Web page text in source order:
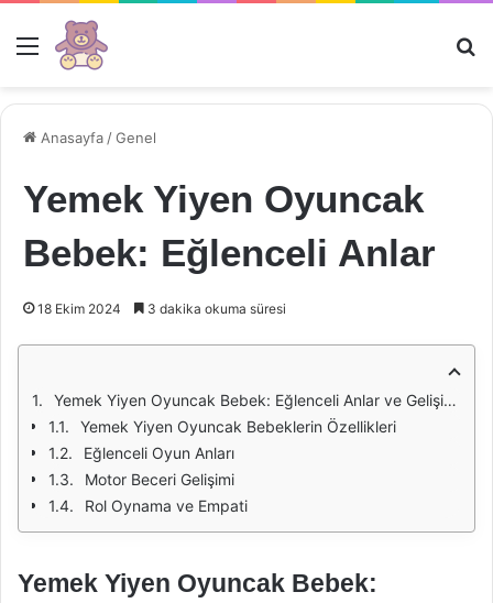
Menü
Anasayfa /Genel
Yemek Yiyen Oyuncak
Bebek: Eğlenceli Anlar
18 Ekim 2024 3 dakika okuma süresi
Yemek Yiyen Oyuncak Bebek: Eğlenceli Anlar ve Gelişim Üzerindeki Etkileri
Yemek Yiyen Oyuncak Bebeklerin Özellikleri
Eğlenceli Oyun Anları
Motor Beceri Gelişimi
Rol Oynama ve Empati
Yemek Yiyen Oyuncak Bebek: